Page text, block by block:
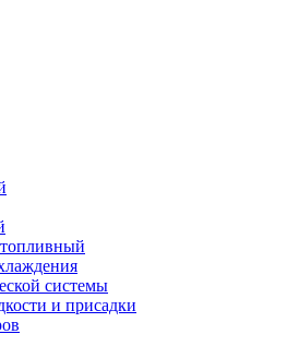
системы
и присадки